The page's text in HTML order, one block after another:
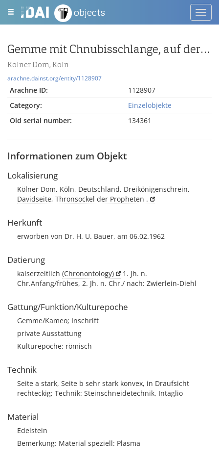
objects
Gemme mit Chnubisschlange, auf der Rückseite Chnubiszeichen
Kölner Dom, Köln
arachne.dainst.org/entity/1128907
Arachne ID:
1128907
Category:
Einzelobjekte
Old serial number:
134361
Informationen zum Objekt
Lokalisierung
Kölner Dom, Köln, Deutschland, Dreikönigenschrein,
Davidseite, Thronsockel der Propheten .
Herkunft
erworben von Dr. H. U. Bauer, am 06.02.1962
Datierung
kaiserzeitlich (Chronontology)
1. Jh. n.
Chr.Anfang/frühes, 2. Jh. n. Chr./ nach: Zwierlein-Diehl
Gattung/Funktion/Kulturepoche
Gemme/Kameo; Inschrift
private Ausstattung
Kulturepoche: römisch
Technik
Seite a stark, Seite b sehr stark konvex, in Draufsicht
rechteckig; Technik: Steinschneidetechnik, Intaglio
Material
Edelstein
Bemerkung: Material speziell: Plasma